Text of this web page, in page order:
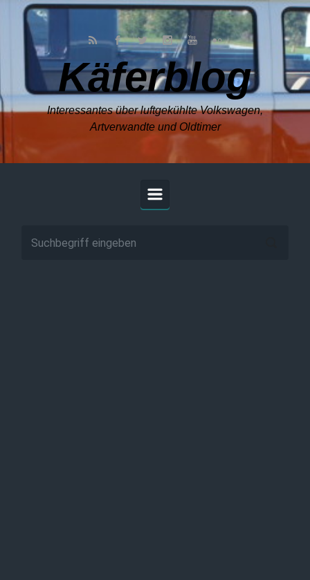
Zum Hauptinhalt springen
Käferblog
Interessantes über luftgekühlte Volkswagen,
Artverwandte und Oldtimer